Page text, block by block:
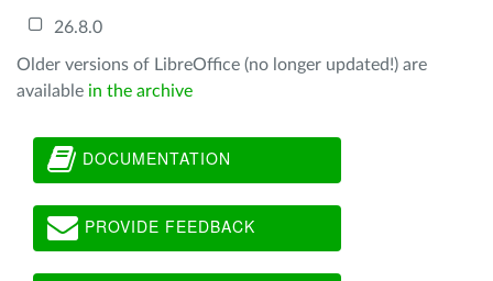
26.8.0
Older versions of LibreOffice (no longer updated!) are
available in the archive
DOCUMENTATION
PROVIDE FEEDBACK